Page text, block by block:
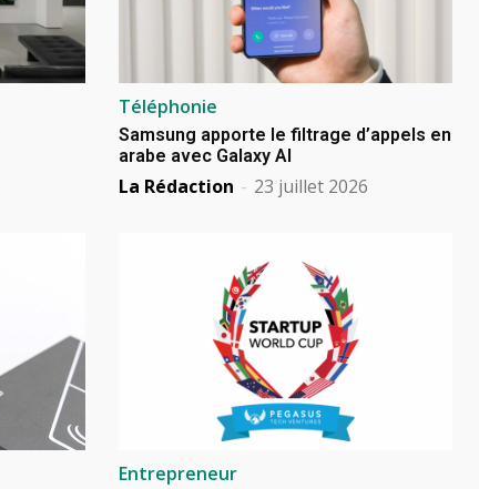
Téléphonie
Samsung apporte le filtrage d’appels en
arabe avec Galaxy AI
La Rédaction - 23 juillet 2026
Entrepreneur